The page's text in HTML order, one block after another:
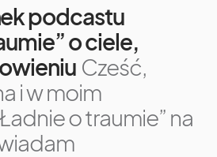
podcastu
o ciele,
Cześć,
i w moim
o traumie” na